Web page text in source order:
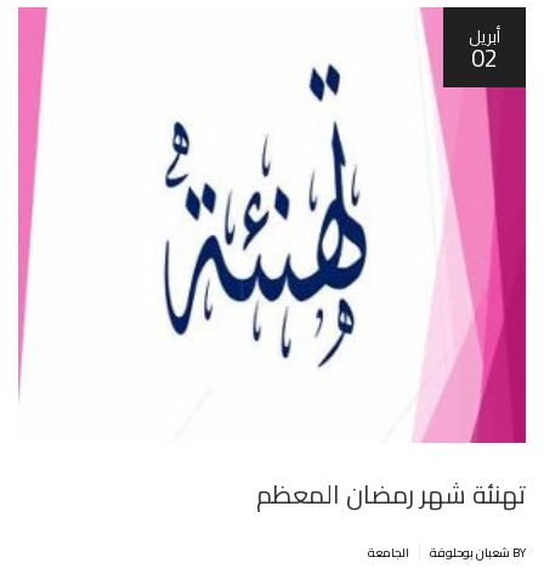
أبريل
02
تهنئة شهر رمضان المعظم
BY شعبان بوحلوفة الجامعة